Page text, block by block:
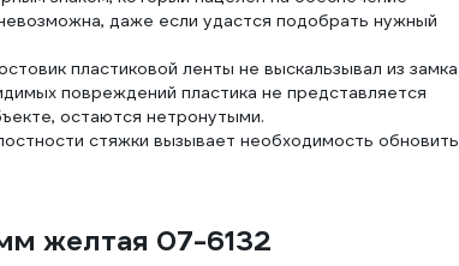
даже если удастся подобрать нужный
пластиковой ленты не выскальзывал из замка
повреждений пластика не представляется
остаются нетронутыми.
стяжки вызывает необходимость обновить
желтая 07-6132